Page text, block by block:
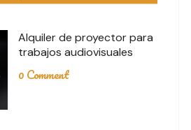
Alquiler de proyector para
trabajos audiovisuales
0 Comment